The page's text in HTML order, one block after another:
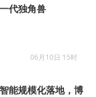
代独角兽
06月10日 15时
能规模化落地，博